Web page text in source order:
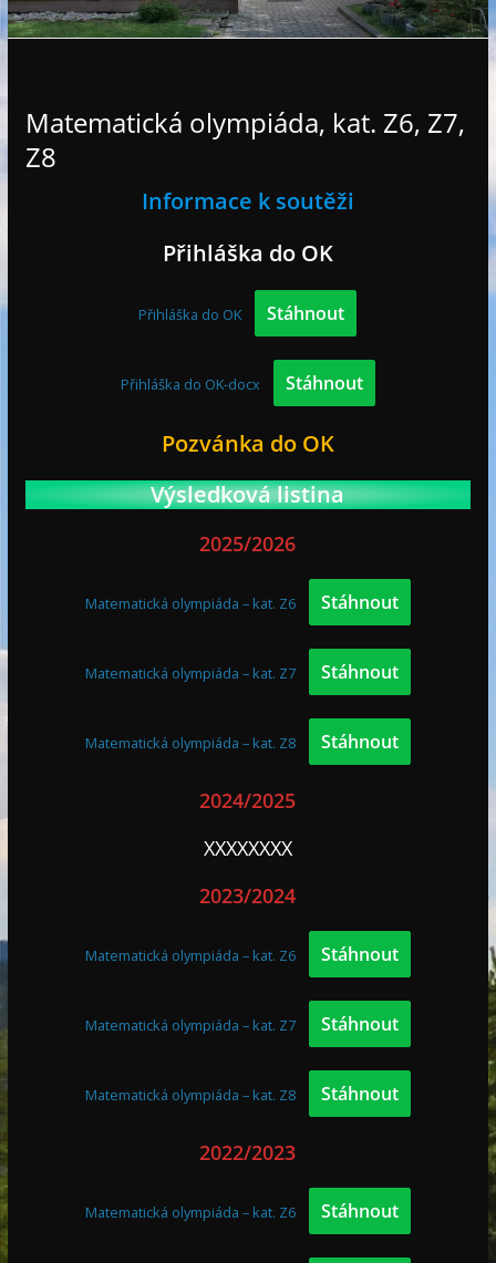
e
Matematická olympiáda, kat. Z6, Z7,
Z8
Informace k soutěži
Přihláška do OK
Přihláška do OK Stáhnout
Přihláška do OK-docx Stáhnout
Pozvánka do OK
Výsledková listina
2025/2026
Matematická olympiáda – kat. Z6 Stáhnout
Matematická olympiáda – kat. Z7 Stáhnout
Matematická olympiáda – kat. Z8 Stáhnout
2024/2025
XXXXXXXX
2023/2024
Matematická olympiáda – kat. Z6 Stáhnout
Matematická olympiáda – kat. Z7 Stáhnout
Matematická olympiáda – kat. Z8 Stáhnout
2022/2023
Matematická olympiáda – kat. Z6 Stáhnout